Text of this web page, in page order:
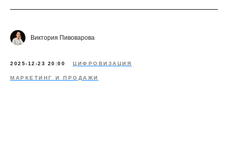
Виктория Пивоварова
2025-12-23 20:00 ЦИФРОВИЗАЦИЯ
МАРКЕТИНГ И ПРОДАЖИ